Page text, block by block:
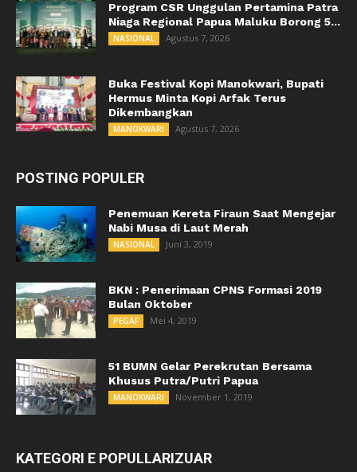
Program CSR Unggulan Pertamina Patra
Niaga Regional Papua Maluku Borong 5...
NASIONAL Agustus 7, 2026
Buka Festival Kopi Manokwari, Bupati
Hermus Minta Kopi Arfak Terus
Dikembangkan
MANOKWARI Agustus 7, 2026
POSTING POPULER
Penemuan Kereta Firaun Saat Mengejar
Nabi Musa di Laut Merah
NASIONAL Juni 3, 2019
BKN : Penerimaan CPNS Formasi 2019
Bulan Oktober
PEGAF Mei 4, 2019
51 BUMN Gelar Perekrutan Bersama
Khusus Putra/Putri Papua
MANOKWARI November 1, 2019
KATEGORI E POPULLARIZUAR